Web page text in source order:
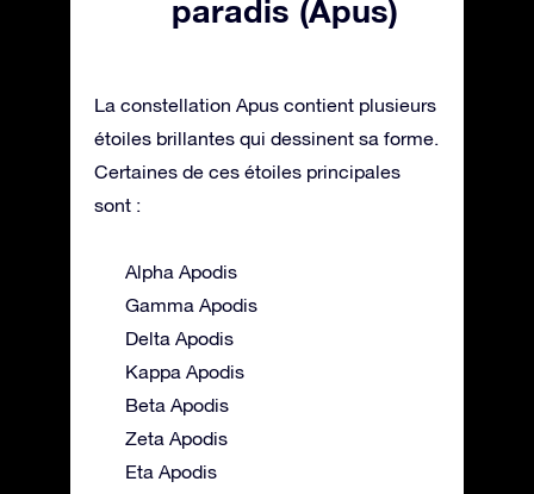
paradis (Apus)
La constellation Apus contient plusieurs
étoiles brillantes qui dessinent sa forme.
Certaines de ces étoiles principales
sont :
Alpha Apodis
Gamma Apodis
Delta Apodis
Kappa Apodis
Beta Apodis
Zeta Apodis
Eta Apodis